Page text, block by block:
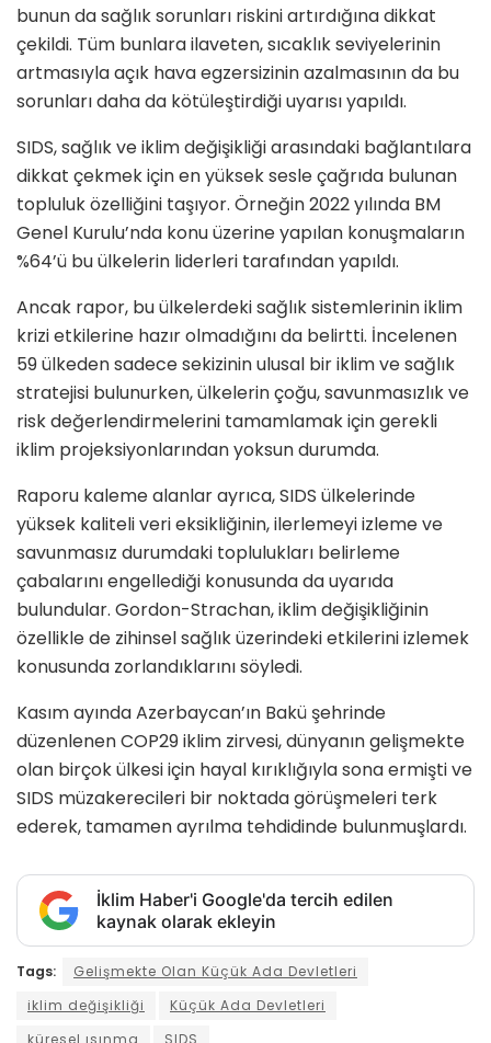
bunun da sağlık sorunları riskini artırdığına dikkat
çekildi. Tüm bunlara ilaveten, sıcaklık seviyelerinin
artmasıyla açık hava egzersizinin azalmasının da bu
sorunları daha da kötüleştirdiği uyarısı yapıldı.
SIDS, sağlık ve iklim değişikliği arasındaki bağlantılara
dikkat çekmek için en yüksek sesle çağrıda bulunan
topluluk özelliğini taşıyor. Örneğin 2022 yılında BM
Genel Kurulu’nda konu üzerine yapılan konuşmaların
%64’ü bu ülkelerin liderleri tarafından yapıldı.
Ancak rapor, bu ülkelerdeki sağlık sistemlerinin iklim
krizi etkilerine hazır olmadığını da belirtti. İncelenen
59 ülkeden sadece sekizinin ulusal bir iklim ve sağlık
stratejisi bulunurken, ülkelerin çoğu, savunmasızlık ve
risk değerlendirmelerini tamamlamak için gerekli
iklim projeksiyonlarından yoksun durumda.
Raporu kaleme alanlar ayrıca, SIDS ülkelerinde
yüksek kaliteli veri eksikliğinin, ilerlemeyi izleme ve
savunmasız durumdaki toplulukları belirleme
çabalarını engellediği konusunda da uyarıda
bulundular. Gordon-Strachan, iklim değişikliğinin
özellikle de zihinsel sağlık üzerindeki etkilerini izlemek
konusunda zorlandıklarını söyledi.
Kasım ayında Azerbaycan’ın Bakü şehrinde
düzenlenen COP29 iklim zirvesi, dünyanın gelişmekte
olan birçok ülkesi için hayal kırıklığıyla sona ermişti ve
SIDS müzakerecileri bir noktada görüşmeleri terk
ederek, tamamen ayrılma tehdidinde bulunmuşlardı.
İklim Haber'i Google'da tercih edilen
kaynak olarak ekleyin
Tags:
Gelişmekte Olan Küçük Ada Devletleri
iklim değişikliği
Küçük Ada Devletleri
küresel ısınma
SIDS